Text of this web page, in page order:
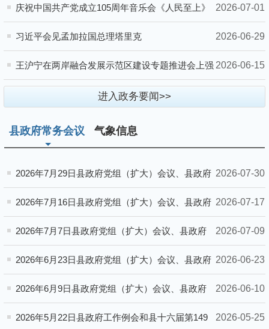
65周年互致贺电
庆祝中国共产党成立105周年音乐会《人民至上》
在京举行习近平李强赵乐际王沪宁蔡奇丁薛祥李希
韩正出席观...
2026-07-01
习近平会见孟加拉国总理塔里克 2026-06-29
王沪宁在两岸融合发展示范区建设专题推进会上强
调 推动“十五五”时期两岸融合发展走深走实
2026-06-15
进入政务要闻>>
县政府常务会议 气象信息
2026年7月29日县政府党组（扩大）会议、县政府
工作例会和县十六届第154次政府常务会议
2026-07-30
2026年7月16日县政府党组（扩大）会议、县政府
工作例会和县十六届第153次政府常务会议
2026-07-17
2026年7月7日县政府党组（扩大）会议、县政府
工作例会和县十六届第152次政府常务会议
2026-07-09
2026年6月23日县政府党组（扩大）会议、县政府
工作例会和县十六届第151次政府常务会议
2026-06-23
2026年6月9日县政府党组（扩大）会议、县政府
工作例会和县十六届第150次政府常务会议
2026-06-10
2026年5月22日县政府工作例会和县十六届第149 2026-05-25